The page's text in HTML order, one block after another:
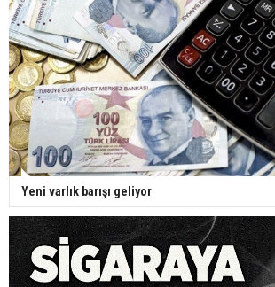
Yeni varlık barışı geliyor